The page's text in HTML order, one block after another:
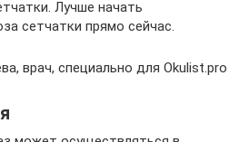
Лучше начать
сетчатки прямо сейчас.
врач, специально для Okulist.pro